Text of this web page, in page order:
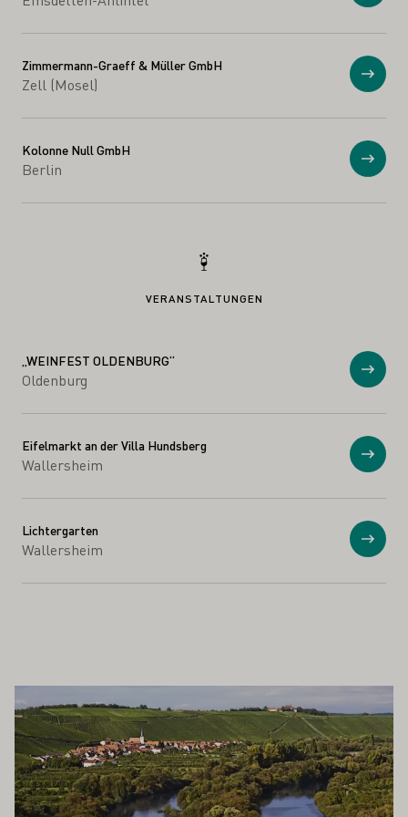
Zimmermann-Graeff & Müller GmbH
Zell (Mosel)
Kolonne Null GmbH
Berlin
VERANSTALTUNGEN
„WEINFEST OLDENBURG“
Oldenburg
Eifelmarkt an der Villa Hundsberg
Wallersheim
Lichtergarten
Wallersheim
INTERESSIEREN